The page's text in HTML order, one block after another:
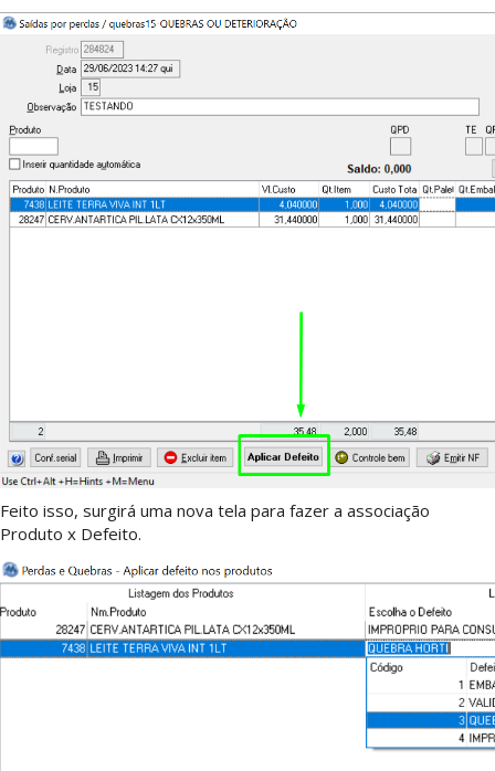
Feito isso, surgirá uma nova tela para fazer a associação
Produto x Defeito.